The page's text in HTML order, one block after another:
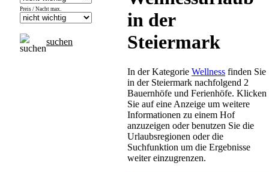
Preis / Nacht max.
suchen
in der
Steiermark
In der Kategorie Wellness finden Sie
in der Steiermark nachfolgend 2
Bauernhöfe und Ferienhöfe. Klicken
Sie auf eine Anzeige um weitere
Informationen zu einem Hof
anzuzeigen oder benutzen Sie die
Urlaubsregionen oder die
Suchfunktion um die Ergebnisse
weiter einzugrenzen.